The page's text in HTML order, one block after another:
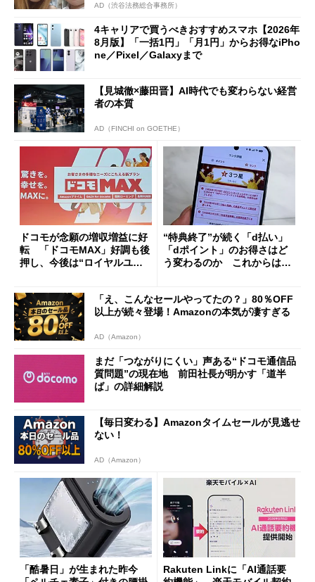
AD（渋谷法務総合事務所）
4キャリアで買うべきおすすめスマホ【2026年
8月版】「一括1円」「月1円」からお得なiPho
ne／Pixel／Galaxyまで
【見城徹×藤田晋】AI時代でも変わらない経営
者の本質
AD（FINCHI on GOETHE）
ドコモが念願の増収増益に好
転 「ドコモMAX」好調も後
押し、今後は“ロイヤルユー
“特典終了”が続く「d払い」
「dポイント」のお得さはど
う変わるのか これからは
「え、こんなセールやってたの？」80％OFF
以上が続々登場！Amazonの本気が凄すぎる
AD（Amazon）
まだ「つながりにくい」声ある“ドコモ通信品
質問題”の現在地 前田社長が明かす「道半
ば」の詳細解説
【毎日変わる】Amazonタイムセールが見逃せ
ない！
AD（Amazon）
「酷暑日」が生まれた昨今
Rakuten Linkに「AI通話要